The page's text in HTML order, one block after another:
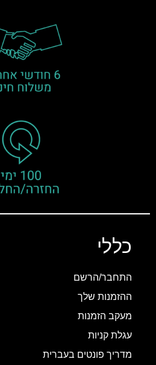
כללי
התחבר/הרשם
ההזמנות שלך
מעקב הזמנות
עגלת קניות
מדריך פונטים בעברית